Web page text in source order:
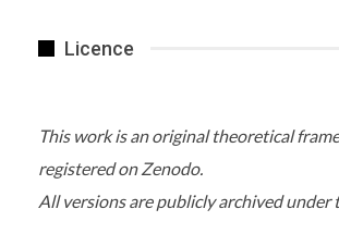
Licence
This work is an original theoretical
registered on Zenodo.
All versions are publicly archived under